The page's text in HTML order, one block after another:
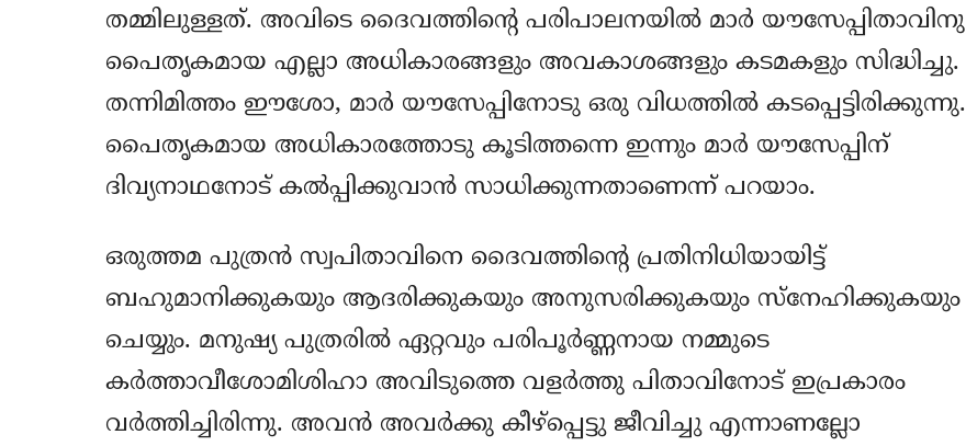
തമ്മിലുള്ളത്. അവിടെ ദൈവത്തിന്‍റെ പരിപാലനയില്‍ മാര്‍ യൗസേപ്പിതാവിനു
പൈതൃകമായ എല്ലാ അധികാരങ്ങളും അവകാശങ്ങളും കടമകളും സിദ്ധിച്ചു.
തന്നിമിത്തം ഈശോ, മാര്‍ യൗസേപ്പിനോടു ഒരു വിധത്തില്‍ കടപ്പെട്ടിരിക്കുന്നു.
പൈതൃകമായ അധികാരത്തോടു കൂടിത്തന്നെ ഇന്നും മാര്‍ യൗസേപ്പിന്
ദിവ്യനാഥനോട് കല്‍‍പ്പിക്കുവാന്‍ സാധിക്കുന്നതാണെന്ന്‍ പറയാം.
ഒരുത്തമ പുത്രന്‍ സ്വപിതാവിനെ ദൈവത്തിന്‍റെ പ്രതിനിധിയായിട്ട്‌
ബഹുമാനിക്കുകയും ആദരിക്കുകയും അനുസരിക്കുകയും സ്നേഹിക്കുകയും
ചെയ്യും. മനുഷ്യ പുത്രരില്‍ ഏറ്റവും പരിപൂര്‍ണ്ണ‍നായ നമ്മുടെ
കര്‍ത്താവീശോമിശിഹാ അവിടുത്തെ വളര്‍ത്തു പിതാവിനോട് ഇപ്രകാരം
വര്‍ത്തിച്ചിരിന്നു. അവന്‍ അവര്‍ക്കു കീഴ്പ്പെട്ടു ജീവിച്ചു എന്നാണല്ലോ